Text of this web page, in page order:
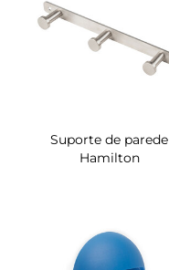
Suporte de parede
Hamilton